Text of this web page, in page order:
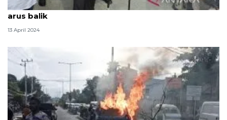
Pengendara diminta jaga toleransi berkendara saat
arus balik
13 April 2024